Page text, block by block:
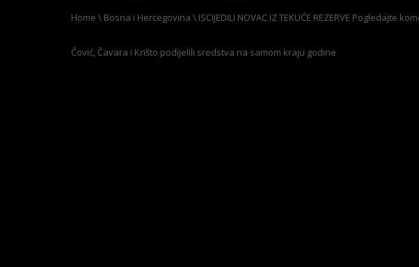
Home \ Bosna i Hercegovina \ ISCIJEDILI NOVAC IZ TEKUĆE REZERVE Pogledajte
Čović, Čavara i Krišto podijelili sredstva na samom kraju godine